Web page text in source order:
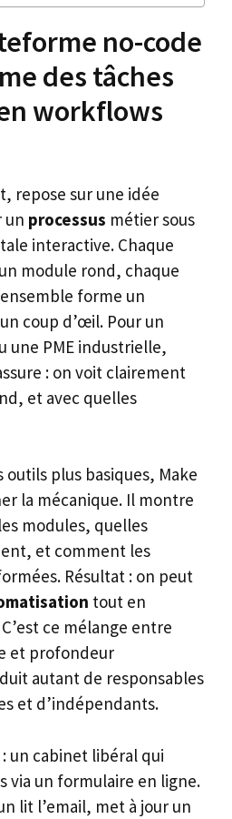
no-code
des tâches
workflows
repose sur une idée
un processus métier sous
interactive. Chaque
module rond, chaque
forme un
coup d’œil. Pour un
une PME industrielle,
: on voit clairement
et avec quelles
plus basiques, Make
la mécanique. Il montre
modules, quelles
et comment les
Résultat : on peut
tout en
ce mélange entre
et profondeur
autant de responsables
et d’indépendants.
un cabinet libéral qui
via un formulaire en ligne.
lit l’email, met à jour un